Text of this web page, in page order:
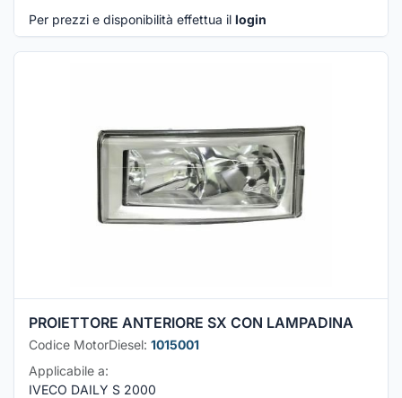
Per prezzi e disponibilità effettua il login
PROIETTORE ANTERIORE SX CON LAMPADINA
Codice MotorDiesel: 1015001
Applicabile a:
IVECO DAILY S 2000